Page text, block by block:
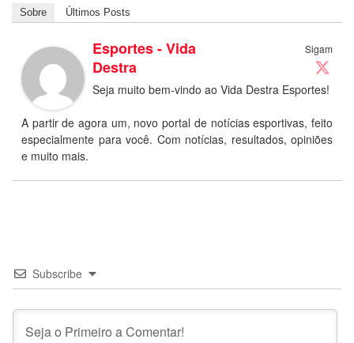
Sobre Últimos Posts
Sigam
Esportes - Vida
Destra
Seja muito bem-vindo ao Vida Destra Esportes!
A partir de agora um, novo portal de notícias esportivas, feito
especialmente para você. Com notícias, resultados, opiniões
e muito mais.
Subscribe